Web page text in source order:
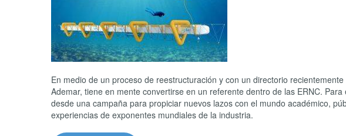
En medio de un proceso de reestructuración y con un directorio
Ademar, tiene en mente convertirse en un referente dentro de las ERNC.
desde una campaña para propiciar nuevos lazos con el mundo académico,
experiencias de exponentes mundiales de la industria.